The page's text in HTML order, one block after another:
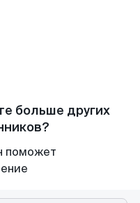
больше других
поможет